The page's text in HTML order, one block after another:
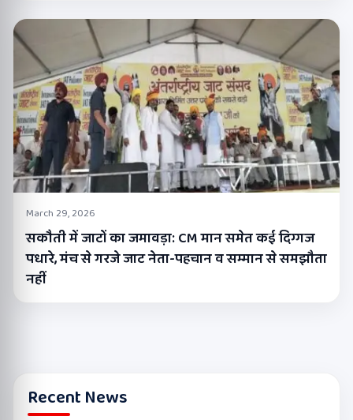
March 29, 2026
सकौती में जाटों का जमावड़ा: CM मान समेत कई दिग्गज
पधारे, मंच से गरजे जाट नेता-पहचान व सम्मान से समझौता
नहीं
Recent News